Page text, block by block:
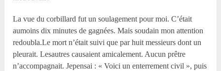
La vue du corbillard fut un soulagement pour moi. C’était
aumoins dix minutes de gagnées. Mais soudain mon attention
redoubla.Le mort n’était suivi que par huit messieurs dont un
pleurait. Lesautres causaient amicalement. Aucun prêtre
n’accompagnait. Jepensai : « Voici un enterrement civil », puis